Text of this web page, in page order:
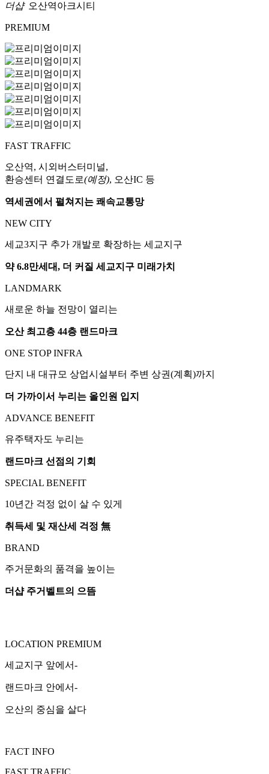
더샵 오산역아크시티
PREMIUM
FAST TRAFFIC
오산역, 시외버스터미널,
환승센터 연결도로(예정), 오산IC 등
역세권에서 펼쳐지는 쾌속교통망
NEW CITY
세교3지구 추가 개발로 확장하는 세교지구
약 6.8만세대, 더 커질 세교지구 미래가치
LANDMARK
새로운 하늘 전망이 열리는
오산 최고층 44층 랜드마크
ONE STOP INFRA
단지 내 대규모 상업시설부터 주변 상권(계획)까지
더 가까이서 누리는 올인원 입지
ADVANCE BENEFIT
유주택자도 누리는
랜드마크 선점의 기회
SPECIAL BENEFIT
10년간 걱정 없이 살 수 있게
취득세 및 재산세 걱정 無
BRAND
주거문화의 품격을 높이는
더샵 주거벨트의 으뜸
LOCATION PREMIUM
세교지구 앞에서-
랜드마크 안에서-
오산의 중심을 살다
FACT INFO